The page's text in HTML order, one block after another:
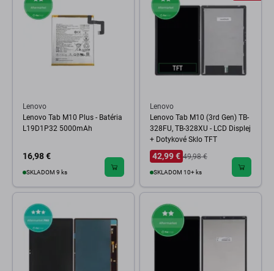
Lenovo
Lenovo Tab M10 Plus - Batéria
L19D1P32 5000mAh
16,98 €
SKLADOM 9 ks
Lenovo
Lenovo Tab M10 (3rd Gen) TB-
328FU, TB-328XU - LCD Displej
+ Dotykové Sklo TFT
42,99 € 49,98 €
SKLADOM 10+ ks